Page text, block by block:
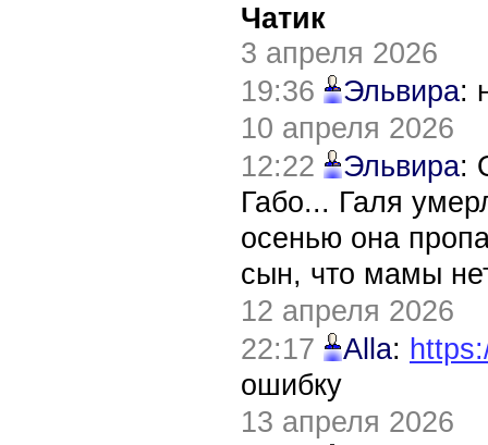
Чатик
3 апреля 2026
19:36
Эльвира:
10 апреля 2026
12:22
Эльвира:
Габо... Галя
осенью она
сын, что мамы
12 апреля 2026
22:17
Alla:
ошибку
13 апреля 2026